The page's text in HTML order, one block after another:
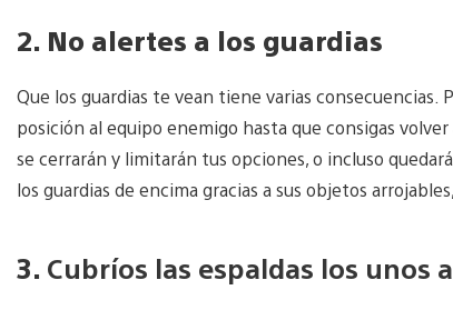
2. No alertes a los guardias
Que los guardias te vean tiene varias consecuencias.
posición al equipo enemigo hasta que consigas
se cerrarán y limitarán tus opciones, o incluso
los guardias de encima gracias a sus objetos
3. Cubríos las espaldas los unos